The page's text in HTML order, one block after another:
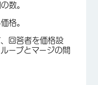
×
数。
格。
回答者を価格設
ープとマージの間